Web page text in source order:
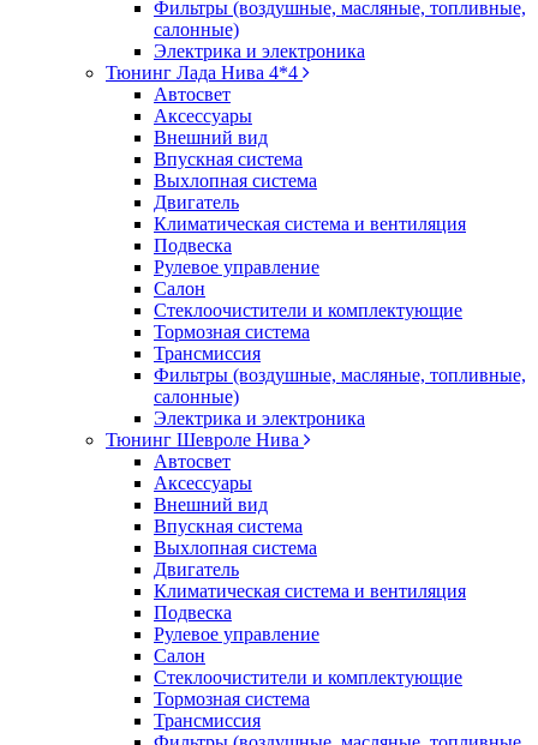
Фильтры (воздушные, масляные, топливные,
салонные)
Электрика и электроника
Тюнинг Лада Нива 4*4
Автосвет
Аксессуары
Внешний вид
Впускная система
Выхлопная система
Двигатель
Климатическая система и вентиляция
Подвеска
Рулевое управление
Салон
Стеклоочистители и комплектующие
Тормозная система
Трансмиссия
Фильтры (воздушные, масляные, топливные,
салонные)
Электрика и электроника
Тюнинг Шевроле Нива
Автосвет
Аксессуары
Внешний вид
Впускная система
Выхлопная система
Двигатель
Климатическая система и вентиляция
Подвеска
Рулевое управление
Салон
Стеклоочистители и комплектующие
Тормозная система
Трансмиссия